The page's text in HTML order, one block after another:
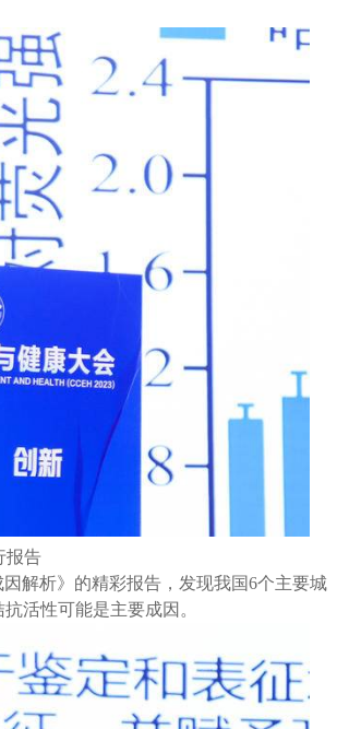
报告
解析》的精彩报告，发现我国6个主要城
活性可能是主要成因。